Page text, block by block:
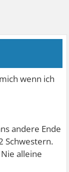
wenn ich
andere Ende
Schwestern.
alleine